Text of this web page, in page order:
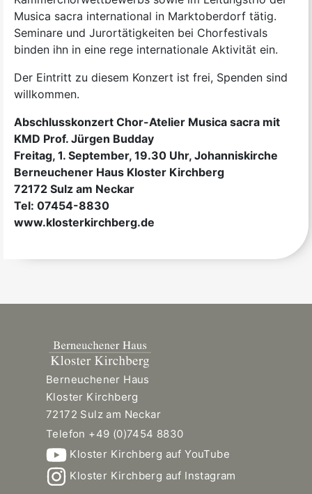
Musica sacra international in Marktoberdorf tätig.
Seminare und Jurortätigkeiten bei Chorfestivals
binden ihn in eine rege internationale Aktivität ein.
Der Eintritt zu diesem Konzert ist frei, Spenden sind
willkommen.
Abschlusskonzert Chor-Atelier Musica sacra mit
KMD Prof. Jürgen Budday
Freitag, 1. September, 19.30 Uhr, Johanniskirche
Berneuchener Haus Kloster Kirchberg
72172 Sulz am Neckar
Tel: 07454-8830
www.klosterkirchberg.de
Berneuchener Haus
Kloster Kirchberg
72172 Sulz am Neckar
Telefon +49 (0)7454 8830
Kloster Kirchberg auf YouTube
Kloster Kirchberg auf Instagram